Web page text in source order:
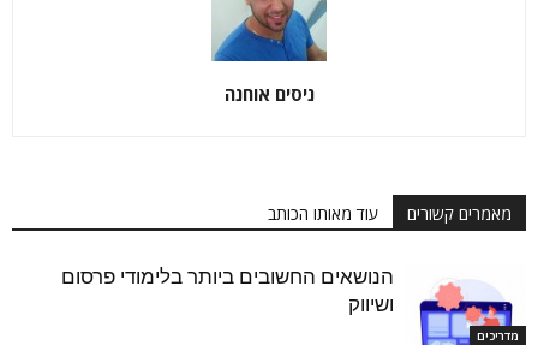
ניסים אוחנה
מאמרים קשורים עוד מאותו הכותב
מדריכים
הנושאים החשובים ביותר בלימודי פרסום
ושיווק